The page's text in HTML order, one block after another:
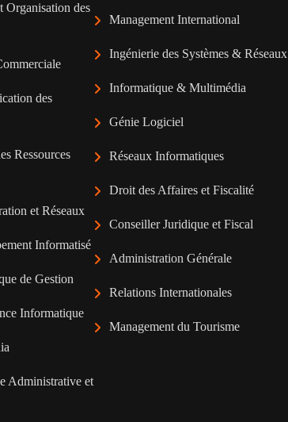
Organisation des
des
Ressources
et Réseaux
Informatisé
de Gestion
Informatique
Administrative et
Management International
Ingénierie des Systèmes & Réseaux
Informatique & Multimédia
Génie Logiciel
Réseaux Informatiques
Droit des Affaires et Fiscalité
Conseiller Juridique et Fiscal
Administration Générale
Relations Internationales
Management du Tourisme